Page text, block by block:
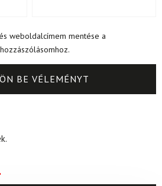
weboldalcímem mentése a